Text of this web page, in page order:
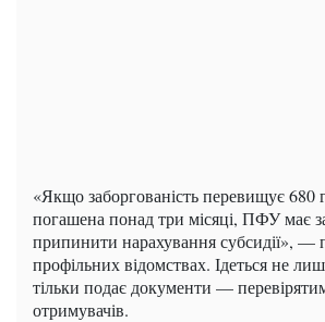
«Якщо заборгованість перевищує 680
погашена понад три місяці, ПФУ має
припинити нарахування субсидії»,
профільних відомствах. Ідеться не
тільки подає документи —
отримувачів.